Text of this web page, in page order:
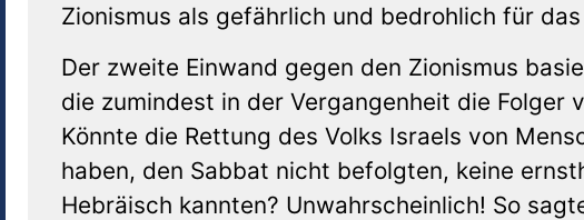
Zionismus als gefährlich und bedrohlich für
Der zweite Einwand gegen den Zionismus
die zumindest in der Vergangenheit die Folger
Könnte die Rettung des Volks Israels von
haben, den Sabbat nicht befolgten, keine
Hebräisch kannten? Unwahrscheinlich! So